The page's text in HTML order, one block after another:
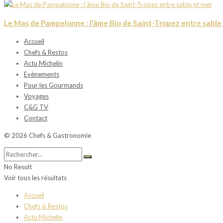
Le Mas de Pampelonne : l’âme Bio de Saint-Tropez entre
Accueil
Chefs & Restos
Actu Michelin
Evènements
Pour les Gourmands
Voyages
C&G TV
Contact
© 2026 Chefs & Gastronomie
No Result
Voir tous les résultats
Accueil
Chefs & Restos
Actu Michelin